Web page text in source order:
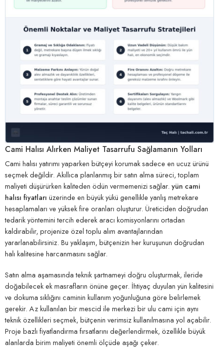
Cami Halısı Alırken Maliyet Tasarrufu Sağlamanın Yolları
Cami halısı yatırımı yaparken bütçeyi korumak sadece en ucuz ürünü
seçmek değildir. Akıllıca planlanmış bir satın alma süreci, toplam
maliyeti düşürürken kaliteden ödün vermemenizi sağlar. yün cami
halısı fiyatları üzerinde en büyük yükü genellikle yanlış metrekare
hesaplamaları ve yüksek fire oranları oluşturur. Üreticiden doğrudan
tedarik yöntemini tercih ederek aracı komisyonlarını ortadan
kaldırabilir, projenize özel toplu alım avantajlarından
yararlanabilirsiniz. Bu yaklaşım, bütçenizin her kuruşunun doğrudan
halı kalitesine harcanmasını sağlar.
Satın alma aşamasında teknik şartnameyi doğru oluşturmak, ileride
doğabilecek ek masrafların önüne geçer. İhtiyaç duyulan yün kalitesini
ve dokuma sıklığını caminin kullanım yoğunluğuna göre belirlemek
gerekir. Az kullanılan bir mescid ile merkezi bir ulu cami için aynı
teknik özellikleri seçmek, bütçenin verimsiz kullanılmasına yol açabilir.
Proje bazlı fiyatlandırma fırsatlarını değerlendirmek, özellikle büyük
alanlarda birim maliyeti önemli ölçüde aşağı çeker.